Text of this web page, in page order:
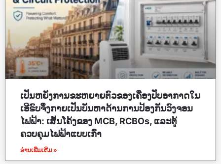
ເປັນຫຍັງການຂະຫຍາຍຕົວຂອງເຄື່ອງປັບອາກາດໃນ
ເອີຣົບຈຶ່ງກາຍເປັນບັນຫາດ້ານການປ້ອງກັນວົງຈອນ
ໄຟຟ້າ: ເສັ້ນໂຄ້ງຂອງ MCB, RCBOs, ແລະຕູ້
ຄວບຄຸມໄຟຟ້າແບບເກົ່າ
ອ່ານເພີ່ມເຕີມ »